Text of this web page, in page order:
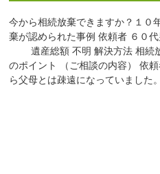
今から相続放棄できますか？１０
棄が認められた事例 依頼者 ６０
遺産総額 不明 解決方法 相続
のポイント （ご相談の内容） 依
ら父母とは疎遠になっていました